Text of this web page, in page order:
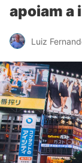
apoiam a
Luiz